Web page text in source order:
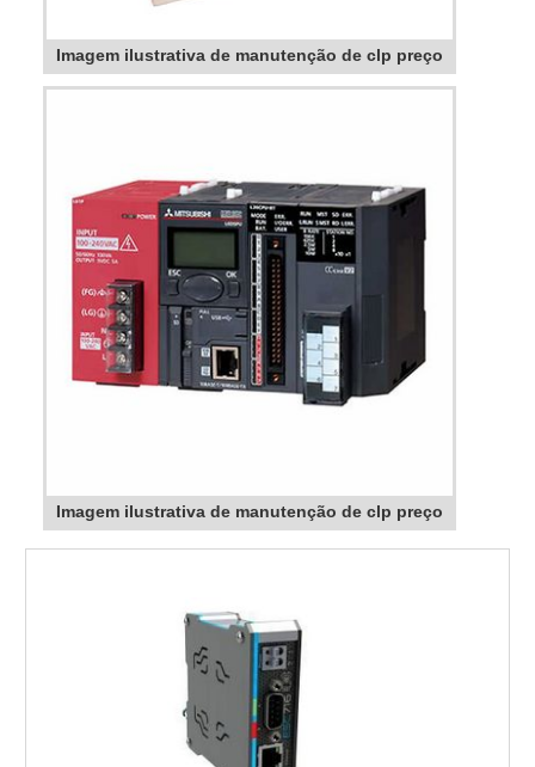
Imagem ilustrativa de manutenção de clp preço
Imagem ilustrativa de manutenção de clp preço